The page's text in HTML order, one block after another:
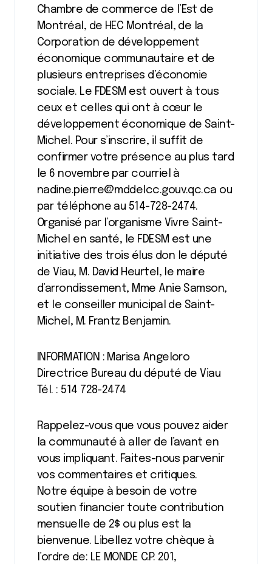
Chambre de commerce de l’Est de
Montréal, de HEC Montréal, de la
Corporation de développement
économique communautaire et de
plusieurs entreprises d’économie
sociale. Le FDESM est ouvert à tous
ceux et celles qui ont à cœur le
développement économique de Saint-
Michel. Pour s’inscrire, il suffit de
confirmer votre présence au plus tard
le 6 novembre par courriel à
nadine.pierre@mddelcc.gouv.qc.ca ou
par téléphone au 514-728-2474.
Organisé par l’organisme Vivre Saint-
Michel en santé, le FDESM est une
initiative des trois élus don le député
de Viau, M. David Heurtel, le maire
d’arrondissement, Mme Anie Samson,
et le conseiller municipal de Saint-
Michel, M. Frantz Benjamin.
INFORMATION : Marisa Angeloro
Directrice Bureau du député de Viau
Tél. : 514 728-2474
Rappelez-vous que vous pouvez aider
la communauté à aller de l’avant en
vous impliquant. Faites-nous parvenir
vos commentaires et critiques.
Notre équipe à besoin de votre
soutien financier toute contribution
mensuelle de 2$ ou plus est la
bienvenue. Libellez votre chèque à
l’ordre de: LE MONDE C.P. 201,